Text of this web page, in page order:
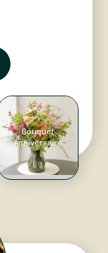
Bouquet
Anniversaire